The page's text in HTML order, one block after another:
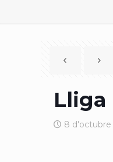
Lliga
8 d'octubre